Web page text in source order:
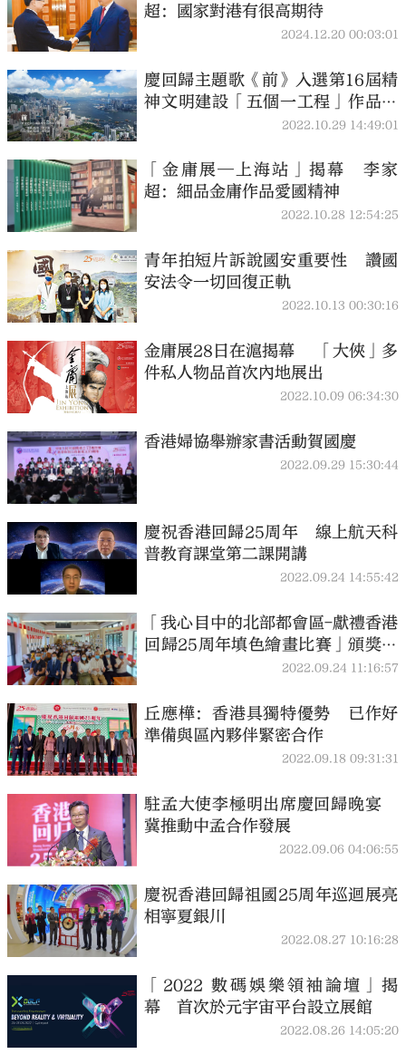
超：國家對港有很高期待
2024.12.20 00:03:01
慶回歸主題歌《前》入選第16屆精
神文明建設「五個一工程」作品名
2022.10.29 14:49:01
「金庸展—上海站」揭幕 李家
超：細品金庸作品愛國精神
2022.10.28 12:54:25
青年拍短片訴說國安重要性 讚國
安法令一切回復正軌
2022.10.13 00:30:16
金庸展28日在滬揭幕 「大俠」多
件私人物品首次內地展出
2022.10.09 06:34:30
香港婦協舉辦家書活動賀國慶
2022.09.29 15:30:44
慶祝香港回歸25周年 線上航天科
普教育課堂第二課開講
2022.09.24 14:55:42
「我心目中的北部都會區-獻禮香港
回歸25周年填色繪畫比賽」頒獎儀
2022.09.24 11:16:57
丘應樺：香港具獨特優勢 已作好
準備與區內夥伴緊密合作
2022.09.18 09:31:31
駐孟大使李極明出席慶回歸晚宴
冀推動中孟合作發展
2022.09.06 04:06:55
慶祝香港回歸祖國25周年巡迴展亮
相寧夏銀川
2022.08.27 10:16:28
「2022 數碼娛樂領袖論壇」揭
幕 首次於元宇宙平台設立展館
2022.08.26 14:05:20